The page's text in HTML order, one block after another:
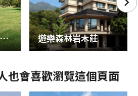
津輕鄉村俱樂部（高爾夫球場） 遊樂森林岩木莊
也會喜歡瀏覽這個頁面